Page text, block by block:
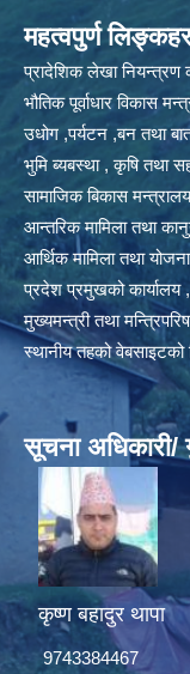
महत्वपुर्ण
प्रादेशिक लेखा नियन्त्रण
भौतिक पूर्वाधार विकास
उधोग ,पर्यटन ,बन तथा
भुमि ब्यबस्था , कृषि तथा
सामाजिक बिकास
आन्तरिक मामिला तथा
आर्थिक मामिला तथा
प्रदेश प्रमुखको कार्यालय
मुख्यमन्त्री तथा
स्थानीय तहको वेबसाइटको
सूचना अधिकारी/
कृष्ण बहादुर थापा
9743384467